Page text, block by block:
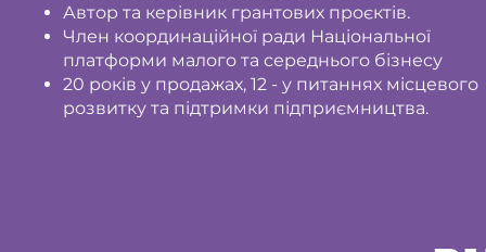
Автор та керівник грантових проєктів.
Член координаційної ради Національної
платформи малого та середнього бізнесу
20 років у продажах, 12 - у питаннях місцевого
розвитку та підтримки підприємництва.